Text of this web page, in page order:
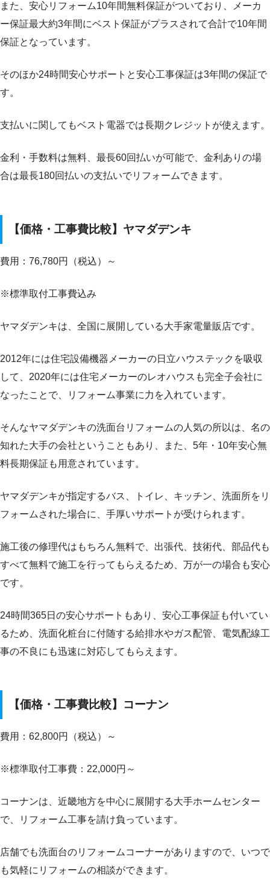
また、安心リフォーム10年間無料保証がついており、メーカ
ー保証最大約3年間にベスト保証がプラスされて合計で10年間
保証となっています。
そのほか24時間安心サポートと安心工事保証は3年間の保証で
す。
支払いに関してもベスト電器では長期クレジットが使えます。
金利・手数料は無料、最長60回払いが可能で、金利ありの場
合は最長180回払いの支払いでリフォームできます。
【価格・工事費比較】ヤマダデンキ
費用：76,780円（税込）～
※標準取付工事費込み
ヤマダデンキは、全国に展開している大手家電量販店です。
2012年には住宅設備機器メーカーの日立ハウステックを吸収
して、2020年には住宅メーカーのレオハウスも完全子会社に
なったことで、リフォーム事業に力を入れています。
そんなヤマダデンキの洗面台リフォームの人気の所以は、名の
知れた大手の会社ということもあり、また、5年・10年安心無
料長期保証も用意されています。
ヤマダデンキが指定するバス、トイレ、キッチン、洗面所をリ
フォームされた場合に、手厚いサポートが受けられます。
施工後の修理代はもちろん無料で、出張代、技術代、部品代も
すべて無料で施工を行ってもらえるため、万が一の場合も安心
です。
24時間365日の安心サポートもあり、安心工事保証も付いてい
るため、洗面化粧台に付随する給排水やガス配管、電気配線工
事の不良にも迅速に対応してもらえます。
【価格・工事費比較】コーナン
費用：62,800円（税込）～
※標準取付工事費：22,000円～
コーナンは、近畿地方を中心に展開する大手ホームセンター
で、リフォーム工事を請け負っています。
店舗でも洗面台のリフォームコーナーがありますので、いつで
も気軽にリフォームの相談ができます。